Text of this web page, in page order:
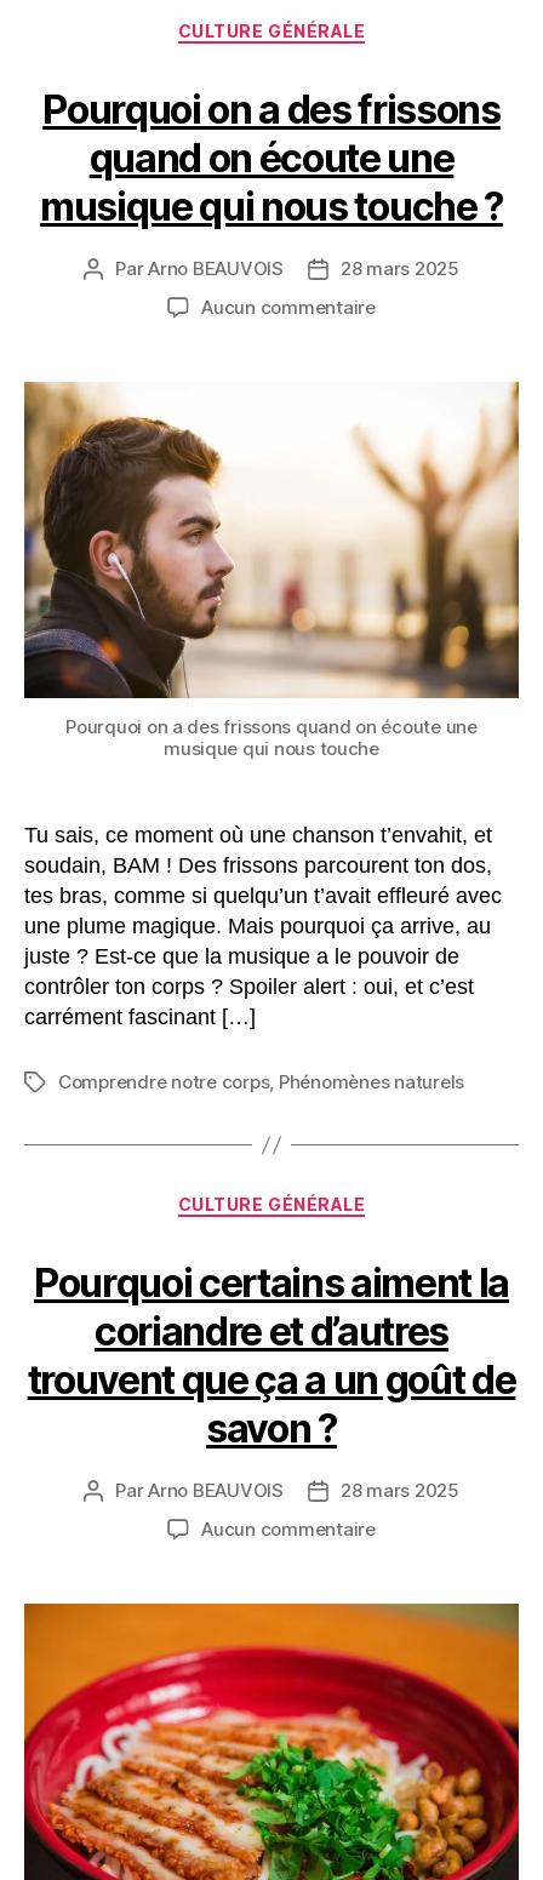
Catégories
CULTURE GÉNÉRALE
Pourquoi on a des frissons
quand on écoute une
musique qui nous touche ?
Auteur
ParArno BEAUVOIS
Date
de
28 mars 2025
Aucun commentairesur
frissons
quand
on
écoute
musique
qui
nous
touche
?
Pourquoi on a des frissons quand on écoute une
musique qui nous touche
Tu sais, ce moment où une chanson t’envahit, et
soudain, BAM ! Des frissons parcourent ton dos,
tes bras, comme si quelqu’un t’avait effleuré avec
une plume magique. Mais pourquoi ça arrive, au
juste ? Est-ce que la musique a le pouvoir de
contrôler ton corps ? Spoiler alert : oui, et c’est
carrément fascinant […]
Étiquettes
Comprendre notre corps, Phénomènes naturels
Catégories
CULTURE GÉNÉRALE
Pourquoi certains aiment la
coriandre et d’autres
trouvent que ça a un goût de
savon ?
Auteur
ParArno BEAUVOIS
Date
de
28 mars 2025
Aucun commentairesur
aiment
coriandre
et
d’autres
trouvent
que
ça
a
un
goût